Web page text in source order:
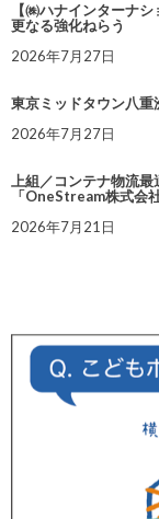
【㈱ハナインターナ
更なる強化ねらう
2026年7月27日
東京ミッドタウン八
2026年7月27日
上組／コンテナ物流
「OneStream株式会
2026年7月21日